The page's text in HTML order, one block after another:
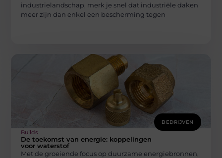
industrielandschap, merk je snel dat industriële daken
meer zijn dan enkel een bescherming tegen
BEDRIJVEN
Builds
De toekomst van energie: koppelingen
voor waterstof
Met de groeiende focus op duurzame energiebronnen,